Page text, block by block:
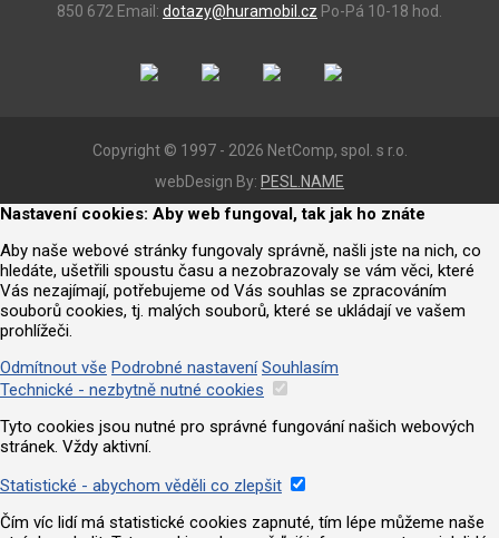
850 672 Email: dotazy@huramobil.cz Po-Pá 10-18 hod.
Copyright © 1997 - 2026 NetComp, spol. s r.o.
webDesign By: PESL.NAME
Nastavení cookies: Aby web fungoval, tak jak ho znáte
Aby naše webové stránky fungovaly správně, našli jste na nich, co
hledáte, ušetřili spoustu času a nezobrazovaly se vám věci, které
Vás nezajímají, potřebujeme od Vás souhlas se zpracováním
souborů cookies, tj. malých souborů, které se ukládají ve vašem
prohlížeči.
Odmítnout vše Podrobné nastavení Souhlasím
Technické - nezbytně nutné cookies
Tyto cookies jsou nutné pro správné fungování našich webových
stránek. Vždy aktivní.
Statistické - abychom věděli co zlepšit
Čím víc lidí má statistické cookies zapnuté, tím lépe můžeme naše